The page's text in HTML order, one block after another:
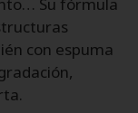
Su fórmula
con espuma